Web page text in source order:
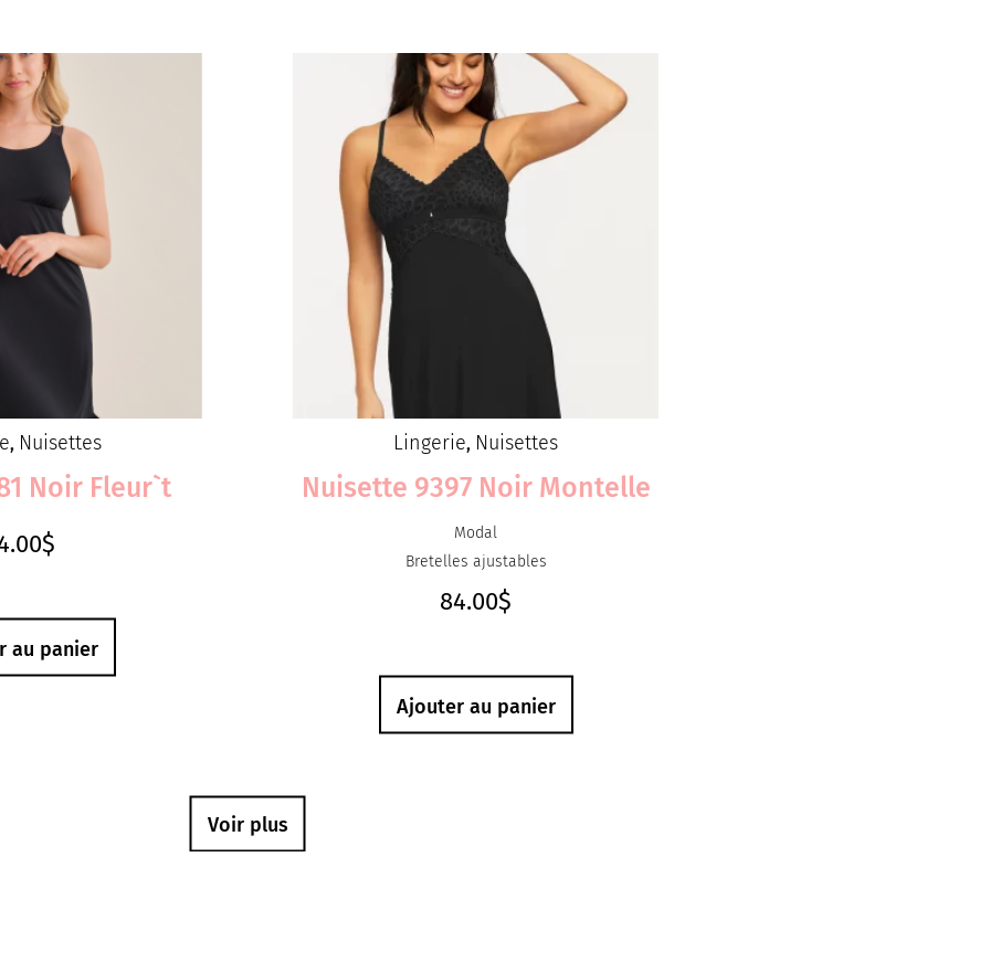
, Nuisettes
Noir Fleur`t
$
au panier
Lingerie, Nuisettes
Nuisette 9397 Noir Montelle
Modal
Bretelles ajustables
84.00$
Ajouter au panier
Voir plus